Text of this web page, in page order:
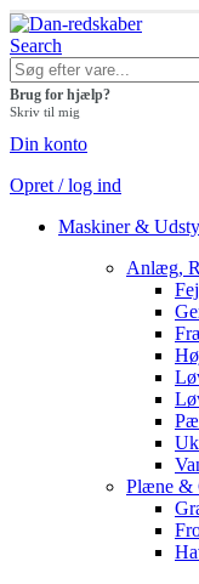
Search
Brug for hjælp?
Skriv til mig
Din konto
Opret / log ind
Maskiner &
Anlæg,
Plæne &